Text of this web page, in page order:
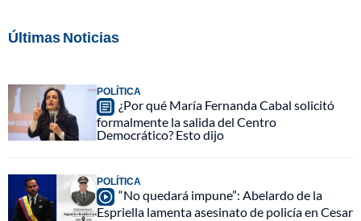
Últimas Noticias
POLÍTICA
¿Por qué María Fernanda Cabal solicitó
formalmente la salida del Centro
Democrático? Esto dijo
POLÍTICA
“No quedará impune”: Abelardo de la
Espriella lamenta asesinato de policía en Cesar